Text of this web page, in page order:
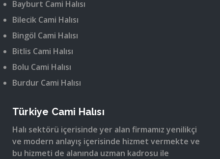
Bayburt Cami Halısı
Bilecik Cami Halısı
Bingöl Cami Halısı
Bitlis Cami Halısı
Bolu Cami Halısı
Burdur Cami Halısı
Türkiye Cami Halısı
Halı sektörü içerisinde yer alan firmamız yenilikçi
ve modern anlayış içerisinde hizmet vermekte ve
bu hizmeti de alanında uzman kadrosu ile